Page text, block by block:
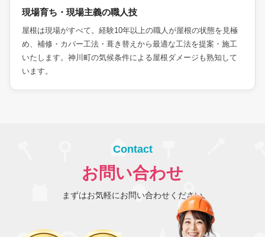
現場育ち・現場主義の職人技
屋根は現場がすべて。経験10年以上の職人が屋根の状態を見極
め、補修・カバー工法・葺き替えから最適な工法を提案・施工
いたします。神川町の気候条件による屋根ダメージも熟知して
います。
Contact
お問い合わせ
まずはお気軽にお問い合わせください